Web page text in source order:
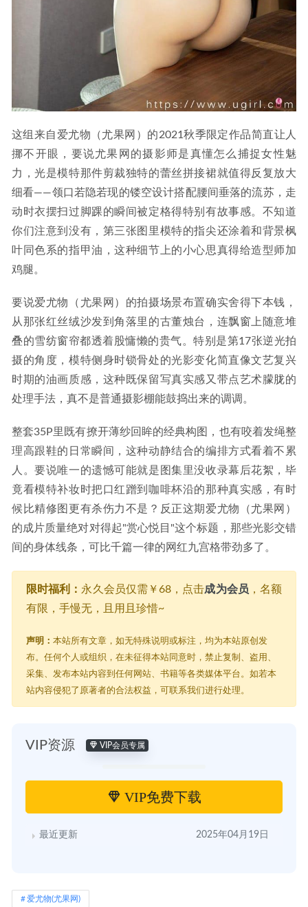
这组来自爱尤物（尤果网）的2021秋季限定作品简直让人
挪不开眼，要说尤果网的摄影师是真懂怎么捕捉女性魅
力，光是模特那件剪裁独特的蕾丝拼接裙就值得反复放大
细看——领口若隐若现的镂空设计搭配腰间垂落的流苏，走
动时衣摆扫过脚踝的瞬间被定格得特别有故事感。不知道
你们注意到没有，第三张图里模特的指尖还涂着和背景枫
叶同色系的指甲油，这种细节上的小心思真得给造型师加
鸡腿。
要说爱尤物（尤果网）的拍摄场景布置确实舍得下本钱，
从那张红丝绒沙发到角落里的古董烛台，连飘窗上随意堆
叠的雪纺窗帘都透着股慵懒的贵气。特别是第17张逆光拍
摄的角度，模特侧身时锁骨处的光影变化简直像文艺复兴
时期的油画质感，这种既保留写真实感又带点艺术朦胧的
处理手法，真不是普通摄影棚能鼓捣出来的调调。
整套35P里既有撩开薄纱回眸的经典构图，也有咬着发绳整
理高跟鞋的日常瞬间，这种动静结合的编排方式看着不累
人。要说唯一的遗憾可能就是图集里没收录幕后花絮，毕
竟看模特补妆时把口红蹭到咖啡杯沿的那种真实感，有时
候比精修图更有杀伤力不是？反正这期爱尤物（尤果网）
的成片质量绝对对得起"赏心悦目"这个标题，那些光影交错
间的身体线条，可比千篇一律的网红九宫格带劲多了。
限时福利： 永久会员仅需￥68，点击成为会员 ，名额
有限，手慢无，且用且珍惜~
声明： 本站所有文章，如无特殊说明或标注，均为本站原创发
布。任何个人或组织，在未征得本站同意时，禁止复制、盗用、
采集、发布本站内容到任何网站、书籍等各类媒体平台。如若本
站内容侵犯了原著者的合法权益，可联系我们进行处理。
VIP资源 VIP会员专属
VIP免费下载
最近更新 2025年04月19日
爱尤物(尤果网)